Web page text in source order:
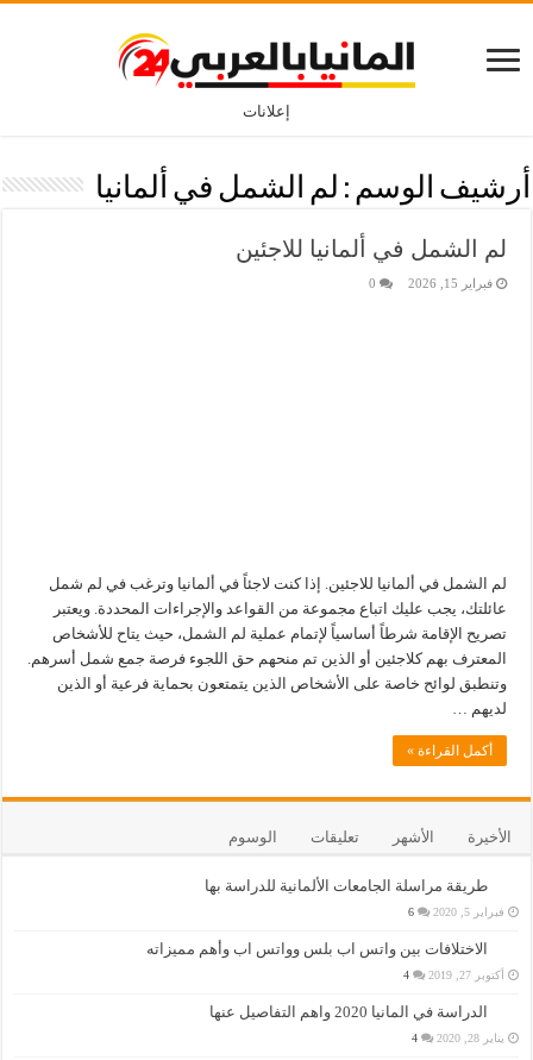
إعلانات
أرشيف الوسم : لم الشمل في ألمانيا
لم الشمل في ألمانيا للاجئين
فبراير 15, 2026 0
لم الشمل في ألمانيا للاجئين. إذا كنت لاجئاً في ألمانيا وترغب في لم شمل
عائلتك، يجب عليك اتباع مجموعة من القواعد والإجراءات المحددة. ويعتبر
تصريح الإقامة شرطاً أساسياً لإتمام عملية لم الشمل، حيث يتاح للأشخاص
المعترف بهم كلاجئين أو الذين تم منحهم حق اللجوء فرصة جمع شمل أسرهم.
وتنطبق لوائح خاصة على الأشخاص الذين يتمتعون بحماية فرعية أو الذين
لديهم …
أكمل القراءة »
الأخيرة الأشهر تعليقات الوسوم
طريقة مراسلة الجامعات الألمانية للدراسة بها
فبراير 5, 2020 6
الاختلافات بين واتس اب بلس وواتس اب وأهم مميزاته
أكتوبر 27, 2019 4
الدراسة في المانيا 2020 واهم التفاصيل عنها
يناير 28, 2020 4